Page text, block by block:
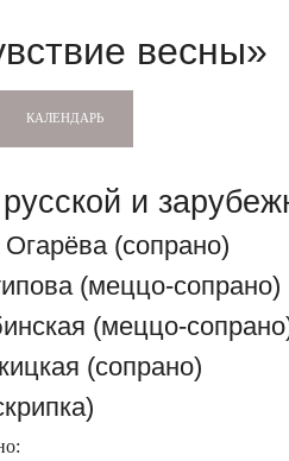
весны»
КАЛЕНДАРЬ
и
(сопрано)
(меццо-сопрано)
(меццо-
(сопрано)